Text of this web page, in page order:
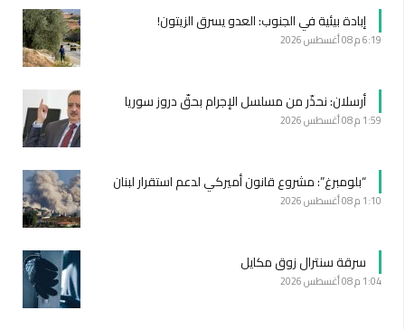
إبادة بيئية في الجنوب: العدو يسرق الزيتون!
6:19 م 08 أغسطس 2026
أرسلان: نحذّر من مسلسل الإجرام بحقّ دروز سوريا
1:59 م 08 أغسطس 2026
“بلومبرغ”: مشروع قانون أميركي لدعم استقرار لبنان
1:10 م 08 أغسطس 2026
سرقة سنترال زوق مكايل
1:04 م 08 أغسطس 2026